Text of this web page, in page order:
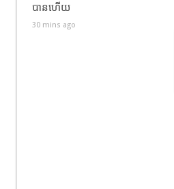
បានហេីយ
30 mins ago